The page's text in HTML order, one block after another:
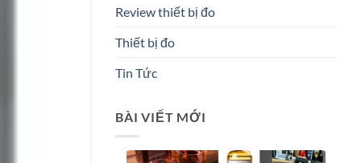
Review thiết bị đo
Thiết bị đo
Tin Tức
BÀI VIẾT MỚI